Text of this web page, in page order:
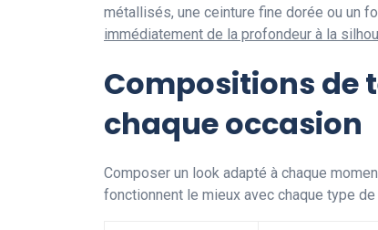
métallisés, une ceinture fine dorée ou un
immédiatement de la profondeur à la
Compositions de
chaque occasion
Composer un look adapté à chaque
fonctionnent le mieux avec chaque type